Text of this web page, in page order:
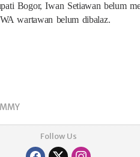
Bogor, Iwan Setiawan belum
wartawan belum dibalaz.
Follow Us